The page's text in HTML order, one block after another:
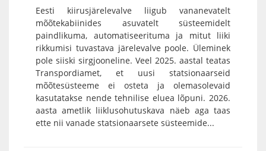
Eesti kiirusjärelevalve liigub vananevatelt
mõõtekabiinides asuvatelt süsteemidelt
paindlikuma, automatiseerituma ja mitut liiki
rikkumisi tuvastava järelevalve poole. Üleminek
pole siiski sirgjooneline. Veel 2025. aastal teatas
Transpordiamet, et uusi statsionaarseid
mõõtesüsteeme ei osteta ja olemasolevaid
kasutatakse nende tehnilise eluea lõpuni. 2026.
aasta ametlik liiklusohutuskava näeb aga taas
ette nii vanade statsionaarsete süsteemide...